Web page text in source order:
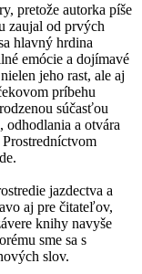
pretože autorka píše
zaujal od prvých
hlavný hrdina
emócie a dojímavé
jeho rast, ale aj
príbehu
súčasťou
a otvára
jazdectva a
aj pre čitateľov,
knihy navyše
sme sa s
slov.